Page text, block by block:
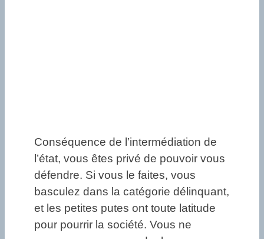
Conséquence de l’intermédiation de
l’état, vous êtes privé de pouvoir vous
défendre. Si vous le faites, vous
basculez dans la catégorie délinquant,
et les petites putes ont toute latitude
pour pourrir la société. Vous ne